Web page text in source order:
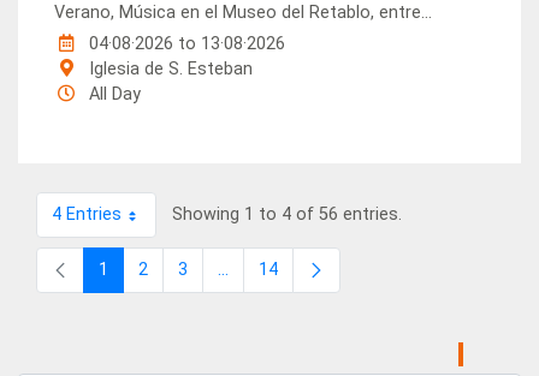
Verano, Música en el Museo del Retablo, entre...
04·08·2026 to 13·08·2026
Iglesia de S. Esteban
All Day
4 EntriesPer Page Showing 1 to 4 of 56 entries.
Page
1 Page
2 Page
3 ...Intermediate Pages
Page
14